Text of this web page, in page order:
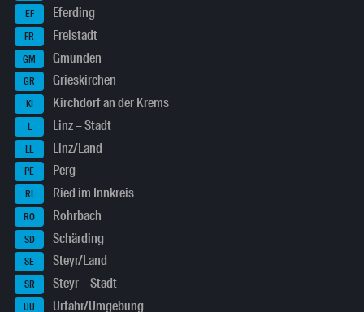
EF Eferding
FR Freistadt
GM Gmunden
GR Grieskirchen
KI Kirchdorf an der Krems
L Linz – Stadt
LL Linz/Land
PE Perg
RI Ried im Innkreis
RO Rohrbach
SD Schärding
SE Steyr/Land
SR Steyr – Stadt
UU Urfahr/Umgebung